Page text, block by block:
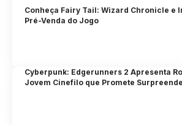
Conheça Fairy Tail: Wizard Chronicle e
Pré-Venda do Jogo
Cyberpunk: Edgerunners 2 Apresenta
Jovem Cinefilo que Promete